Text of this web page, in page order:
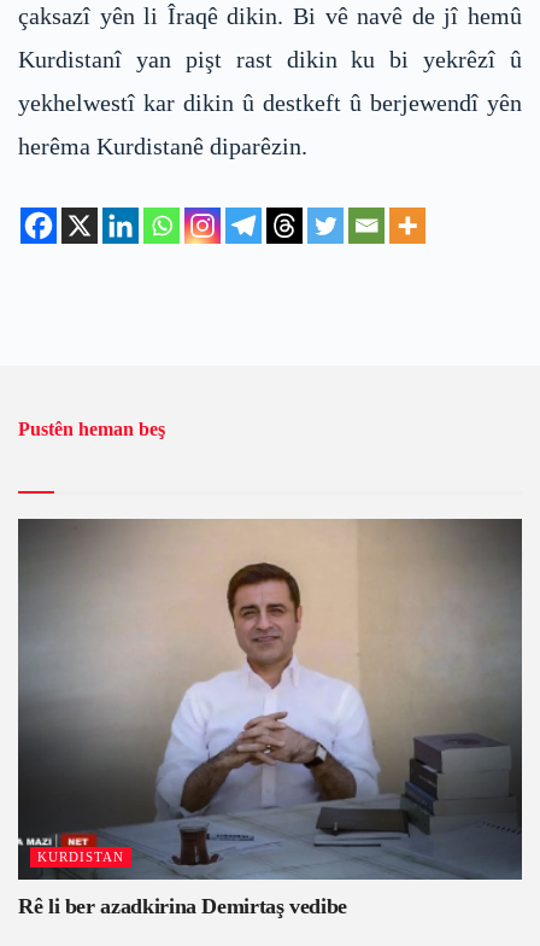
çaksazî yên li Îraqê dikin. Bi vê navê de jî hemû
Kurdistanî yan pişt rast dikin ku bi yekrêzî û
yekhelwestî kar dikin û destkeft û berjewendî yên
herêma Kurdistanê diparêzin.
Pustên heman beş
KURDISTAN
Rê li ber azadkirina Demirtaş vedibe